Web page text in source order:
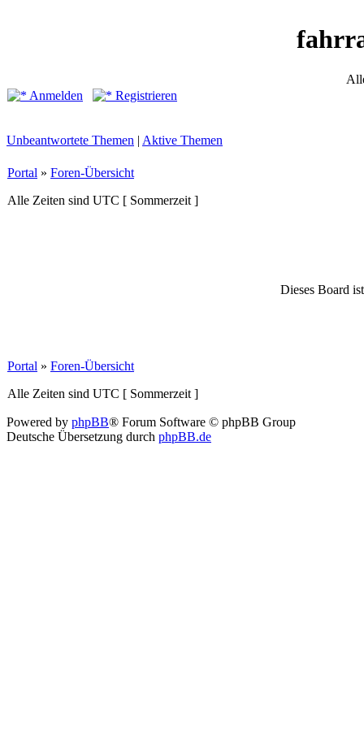
Anmelden
Registrieren
Unbeantwortete Themen | Aktive Themen
Portal » Foren-Übersicht
Alle Zeiten sind UTC [ Sommerzeit ]
Dieses Board
Portal » Foren-Übersicht
Alle Zeiten sind UTC [ Sommerzeit ]
Powered by phpBB® Forum Software © phpBB Group
Deutsche Übersetzung durch phpBB.de